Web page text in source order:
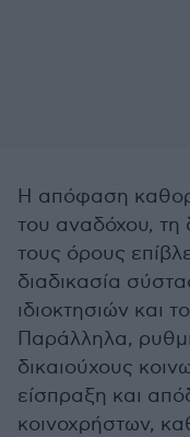
Η απόφαση
του αναδόχου, τη
τους όρους
διαδικασία
ιδιοκτησιών και
Παράλληλα,
δικαιούχους
είσπραξη και
κοινοχρήστων,